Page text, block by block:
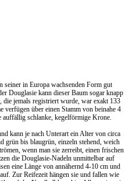
seiner in Europa wachsenden Form gut
Douglasie kann dieser Baum sogar knapp
die jemals registriert wurde, war exakt 133
verfügen über einen Stamm von beinahe 4
auffällig schlanke, kegelförmige Krone.
kann je nach Unterart ein Alter von circa
grün bis blaugrün, einzeln stehend, weich
wenn man sie zerreibt, einen frischen
die Douglasie-Nadeln unmittelbar auf
eine Länge von annähernd 4-10 cm und
Zur Reifezeit hängen sie und fallen wie